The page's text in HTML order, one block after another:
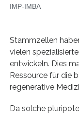
IMP-IMBA
Stammzellen
vielen
entwickeln. Dies
Ressource für die
regenerative
Da solche